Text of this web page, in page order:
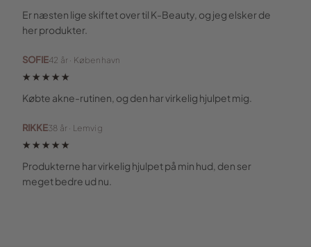
Er næsten lige skiftet over til K-Beauty, og jeg elsker de
her produkter.
SOFIE42 år · København
★★★★★
Købte akne-rutinen, og den har virkelig hjulpet mig.
RIKKE38 år · Lemvig
★★★★★
Produkterne har virkelig hjulpet på min hud, den ser
meget bedre ud nu.